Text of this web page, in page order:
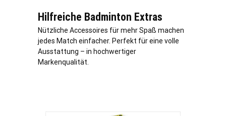
Hilfreiche Badminton Extras
Nützliche Accessoires für mehr Spaß machen
jedes Match einfacher. Perfekt für eine volle
Ausstattung – in hochwertiger
Markenqualität.